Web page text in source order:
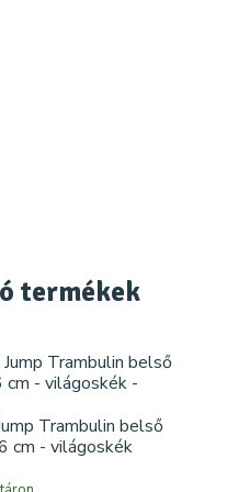
termékek
Trambulin belső
cm - világoskék